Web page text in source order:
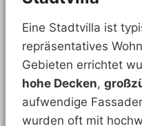
Eine Stadtvilla ist
repräsentatives
Gebieten errichtet
hohe Decken,
aufwendige
wurden oft mit